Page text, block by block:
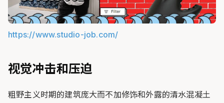
https://www.studio-job.com/
视觉冲击和压迫
粗野主义时期的建筑庞大而不加修饰和外露的清水混凝土